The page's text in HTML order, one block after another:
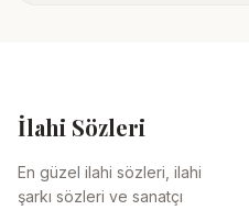
İlahi Sözleri
En güzel ilahi sözleri, ilahi
şarkı sözleri ve sanatçı